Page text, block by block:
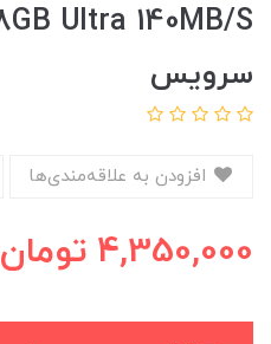
سرویس
4,350,000 تومان